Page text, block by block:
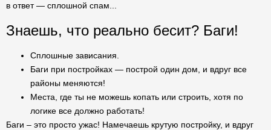
в ответ — сплошной спам...
Знаешь, что реально бесит? Баги!
Сплошные зависания.
Баги при постройках — построй один дом, и вдруг все
районы меняются!
Места, где ты не можешь копать или строить, хотя по
логике все должно работать!
Баги – это просто ужас! Намечаешь крутую постройку, и вдруг